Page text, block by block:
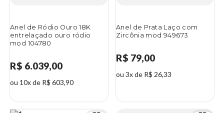
Anel de Ródio Ouro 18K
entrelaçado ouro ródio
mod 104780
R$ 6.039,00
ou 10x de R$ 603,90
Anel de Prata Laço com
Zircônia mod 949673
R$ 79,00
ou 3x de R$ 26,33